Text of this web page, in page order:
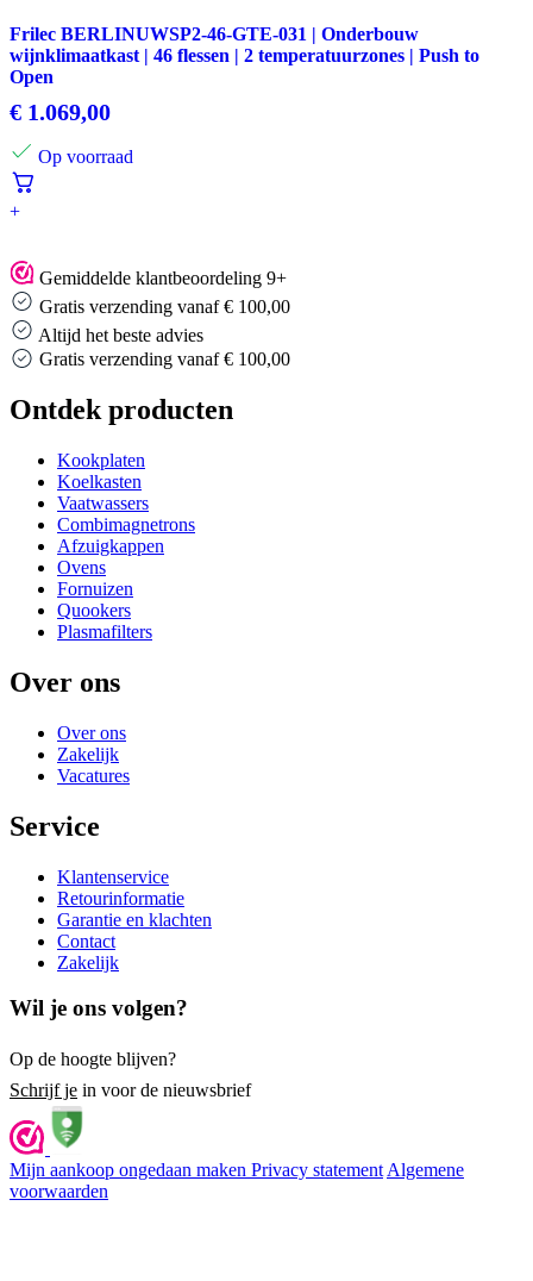
Frilec BERLINUWSP2-46-GTE-031 | Onderbouw
wijnklimaatkast | 46 flessen | 2 temperatuurzones | Push to
Open
€ 1.069,00
Op voorraad
+
Gemiddelde klantbeoordeling 9+
Gratis verzending vanaf € 100,00
Altijd het beste advies
Altijd het beste advies
Ontdek producten
Kookplaten
Koelkasten
Vaatwassers
Combimagnetrons
Afzuigkappen
Ovens
Fornuizen
Quookers
Plasmafilters
Over ons
Over ons
Zakelijk
Vacatures
Service
Klantenservice
Retourinformatie
Garantie en klachten
Contact
Zakelijk
Wil je ons volgen?
Op de hoogte blijven?
Schrijf je in voor de nieuwsbrief
Mijn aankoop ongedaan maken Privacy statement Algemene
voorwaarden